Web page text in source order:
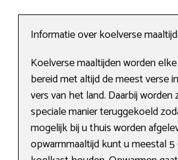
Informatie over koelverse
Koelverse maaltijden worden
bereid met altijd de meest verse
vers van het land. Daarbij
speciale manier teruggekoeld
mogelijk bij u thuis worden
opwarmmaaltijd kunt u meestal 5